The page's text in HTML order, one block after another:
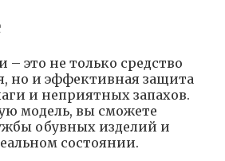
– это не только средство
но и эффективная защита
и неприятных запахов.
модель, вы сможете
обувных изделий и
состоянии.